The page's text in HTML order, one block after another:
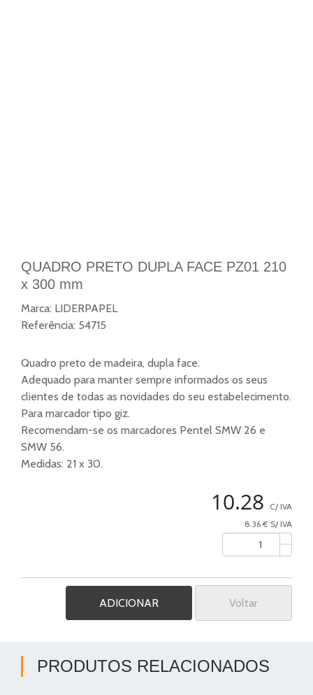
QUADRO PRETO DUPLA FACE PZ01 210
x 300 mm
Marca: LIDERPAPEL
Referência: 54715
Quadro preto de madeira, dupla face.
Adequado para manter sempre informados os seus
clientes de todas as novidades do seu estabelecimento.
Para marcador tipo giz.
Recomendam-se os marcadores Pentel SMW 26 e
SMW 56.
Medidas: 21 x 30.
10.28
C/ IVA
8.36 € S/ IVA
Voltar
PRODUTOS RELACIONADOS